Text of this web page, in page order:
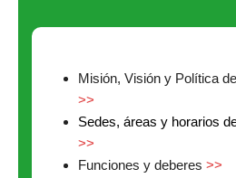
Misión, Visión y Política
>>
Sedes, áreas y horarios
>>
Funciones y deberes >>